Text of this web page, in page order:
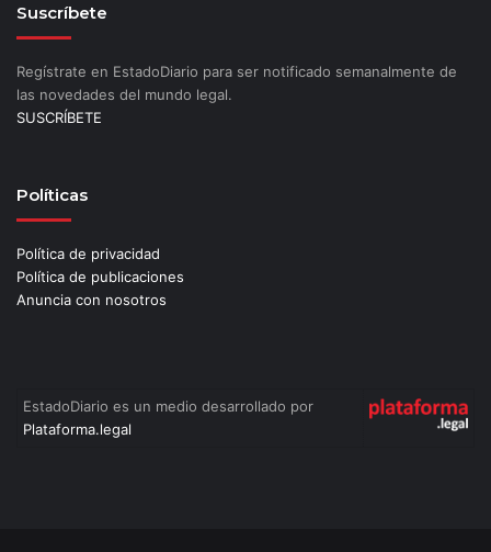
Suscríbete
Regístrate en EstadoDiario para ser notificado semanalmente de
las novedades del mundo legal.
SUSCRÍBETE
Políticas
Política de privacidad
Política de publicaciones
Anuncia con nosotros
EstadoDiario es un medio desarrollado por
Plataforma.legal